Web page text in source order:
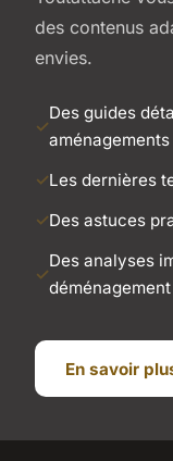
des contenus
envies.
Des guides
aménagements
Les dernières
Des astuces
Des analyses
déménagement
En savoir